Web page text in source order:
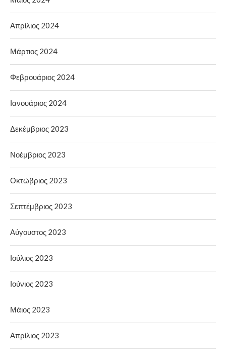
Απρίλιος 2024
Μάρτιος 2024
Φεβρουάριος 2024
Ιανουάριος 2024
Δεκέμβριος 2023
Νοέμβριος 2023
Οκτώβριος 2023
Σεπτέμβριος 2023
Αύγουστος 2023
Ιούλιος 2023
Ιούνιος 2023
Μάιος 2023
Απρίλιος 2023